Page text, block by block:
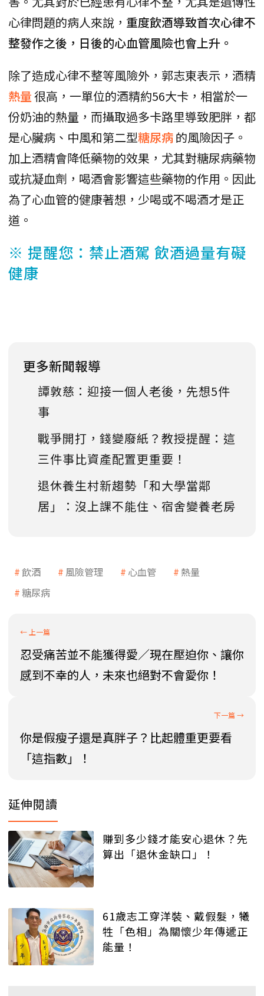
心律問題的病人來說， 重度飲酒導致首次心律不
整發作之後，日後的心血管風險也會上升。
除了造成心律不整等風險外，郭志東表示，酒精
熱量很高，一單位的酒精約56大卡，相當於一
份奶油的熱量，而攝取過多卡路里導致肥胖，都
是心臟病、中風和第二型糖尿病的風險因子。
加上酒精會降低藥物的效果，尤其對糖尿病藥物
或抗凝血劑，喝酒會影響這些藥物的作用。因此
為了心血管的健康著想，少喝或不喝酒才是正
道。
※ 提醒您：禁止酒駕 飲酒過量有礙
健康
更多新聞報導
譚敦慈：迎接一個人老後，先想5件
事
戰爭開打，錢變廢紙？教授提醒：這
三件事比資產配置更重要！
退休養生村新趨勢「和大學當鄰
居」：沒上課不能住、宿舍變養老房
飲酒 風險管理 心血管
熱量
糖尿病
忍受痛苦並不能獲得愛／現在壓迫你、讓你
感到不幸的人，未來也絕對不會愛你！
你是假瘦子還是真胖子？比起體重更要看
「這指數」！
延伸閱讀
賺到多少錢才能安心退休？先
算出「退休金缺口」！
61歲志工穿洋裝、戴假髮，犧
牲「色相」為關懷少年傳遞正
能量！